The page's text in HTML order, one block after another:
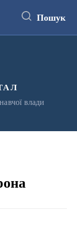
Пошук
влади